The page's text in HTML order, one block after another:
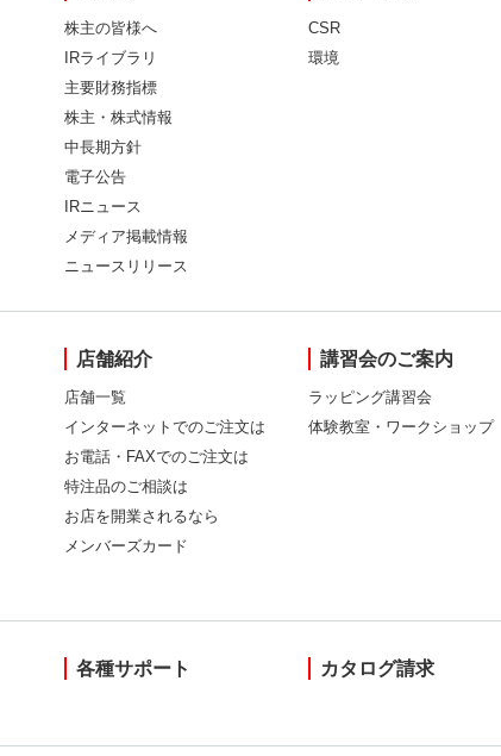
株主の皆様へ
IRライブラリ
主要財務指標
株主・株式情報
中長期方針
電子公告
IRニュース
メディア掲載情報
ニュースリリース
CSR
環境
店舗紹介
店舗一覧
インターネットでのご注文は
お電話・FAXでのご注文は
特注品のご相談は
お店を開業されるなら
メンバーズカード
講習会のご案内
ラッピング講習会
体験教室・ワークショップ
各種サポート カタログ請求